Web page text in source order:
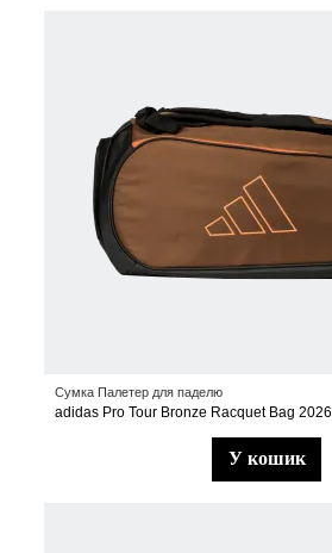
Сумка Палетер для паделю
adidas Pro Tour Bronze Racquet Bag 2026
у кошик